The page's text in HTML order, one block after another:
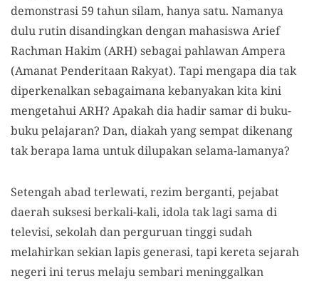
demonstrasi 59 tahun silam, hanya satu. Namanya
dulu rutin disandingkan dengan mahasiswa Arief
Rachman Hakim (ARH) sebagai pahlawan Ampera
(Amanat Penderitaan Rakyat). Tapi mengapa dia tak
diperkenalkan sebagaimana kebanyakan kita kini
mengetahui ARH? Apakah dia hadir samar di buku-
buku pelajaran? Dan, diakah yang sempat dikenang
tak berapa lama untuk dilupakan selama-lamanya?
Setengah abad terlewati, rezim berganti, pejabat
daerah suksesi berkali-kali, idola tak lagi sama di
televisi, sekolah dan perguruan tinggi sudah
melahirkan sekian lapis generasi, tapi kereta sejarah
negeri ini terus melaju sembari meninggalkan